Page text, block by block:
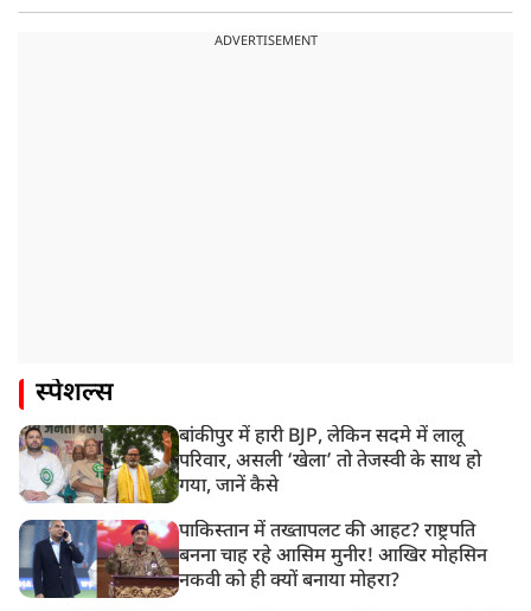
ADVERTISEMENT
स्पेशल्स
बांकीपुर में हारी BJP, लेकिन सदमे में लालू
परिवार, असली ‘खेला’ तो तेजस्वी के साथ हो
गया, जानें कैसे
पाकिस्तान में तख्तापलट की आहट? राष्ट्रपति
बनना चाह रहे आसिम मुनीर! आखिर मोहसिन
नकवी को ही क्यों बनाया मोहरा?